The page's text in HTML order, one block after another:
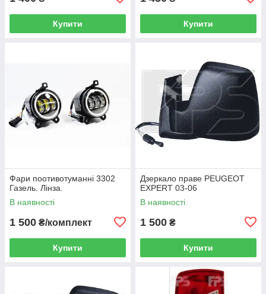
Купити Купити
Фари поотивотуманні 3302
Газель. Лінза.
В наявності
1 500 ₴/комплект
Купити
Дзеркало праве PEUGEOT
EXPERT 03-06
В наявності
1 500 ₴
Купити